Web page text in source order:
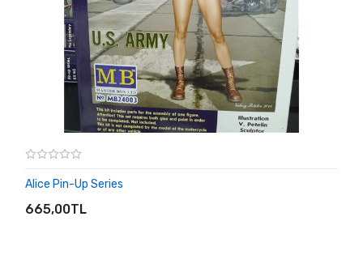
Alice Pin-Up Series
665,00TL
SEPETE EKLE